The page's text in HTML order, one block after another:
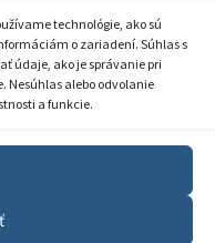
technológie, ako sú
o zariadení. Súhlas s
údaje, ako je správanie pri
Nesúhlas alebo odvolanie
a funkcie.